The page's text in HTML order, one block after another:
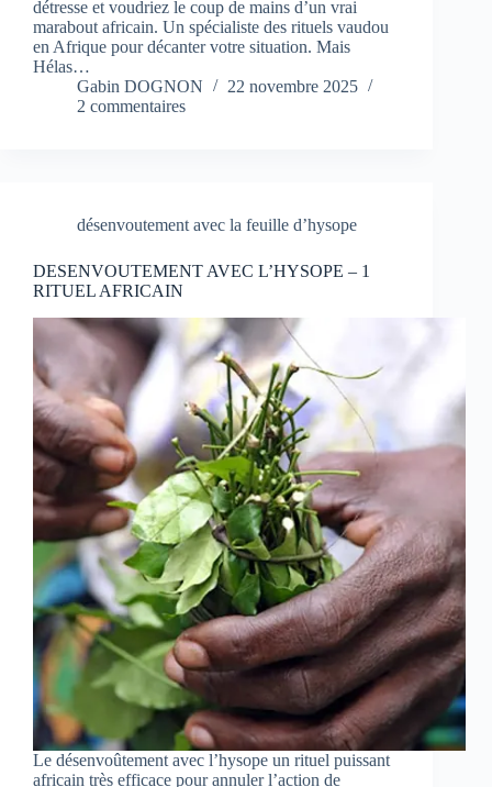
détresse et voudriez le coup de mains d’un vrai
marabout africain. Un spécialiste des rituels vaudou
en Afrique pour décanter votre situation. Mais
Hélas…
Gabin DOGNON
22 novembre 2025
2 commentaires
désenvoutement avec la feuille d’hysope
DESENVOUTEMENT AVEC L’HYSOPE – 1
RITUEL AFRICAIN
Le désenvoûtement avec l’hysope un rituel puissant
africain très efficace pour annuler l’action de